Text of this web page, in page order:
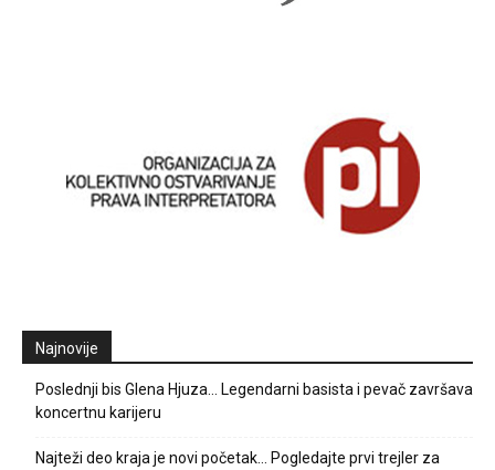
Najnovije
Poslednji bis Glena Hjuza… Legendarni basista i pevač završava
koncertnu karijeru
Najteži deo kraja je novi početak… Pogledajte prvi trejler za